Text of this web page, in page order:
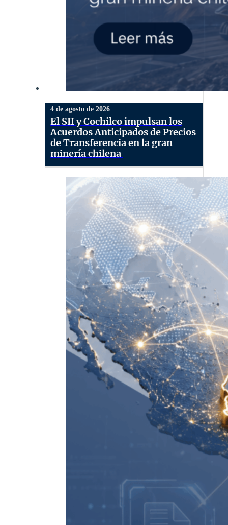
4 de agosto de 2026
El SII y Cochilco impulsan los
Acuerdos Anticipados de Precios
de Transferencia en la gran
minería chilena